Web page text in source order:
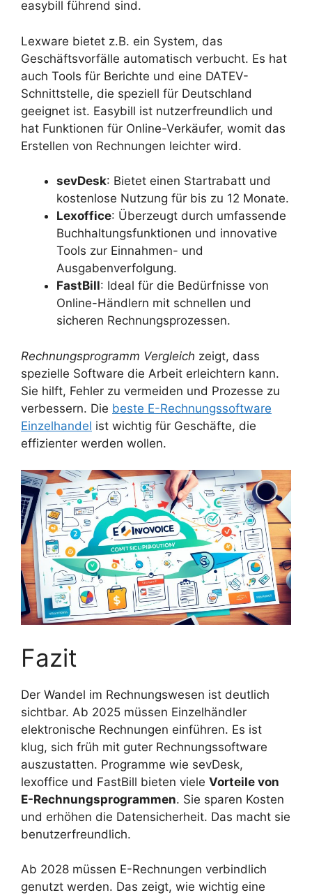
easybill führend sind.
Lexware bietet z.B. ein System, das
Geschäftsvorfälle automatisch verbucht. Es hat
auch Tools für Berichte und eine DATEV-
Schnittstelle, die speziell für Deutschland
geeignet ist. Easybill ist nutzerfreundlich und
hat Funktionen für Online-Verkäufer, womit das
Erstellen von Rechnungen leichter wird.
sevDesk: Bietet einen Startrabatt und
kostenlose Nutzung für bis zu 12 Monate.
Lexoffice: Überzeugt durch umfassende
Buchhaltungsfunktionen und innovative
Tools zur Einnahmen- und
Ausgabenverfolgung.
FastBill: Ideal für die Bedürfnisse von
Online-Händlern mit schnellen und
sicheren Rechnungsprozessen.
Rechnungsprogramm Vergleich zeigt, dass
spezielle Software die Arbeit erleichtern kann.
Sie hilft, Fehler zu vermeiden und Prozesse zu
verbessern. Die beste E-Rechnungssoftware
Einzelhandel ist wichtig für Geschäfte, die
effizienter werden wollen.
Fazit
Der Wandel im Rechnungswesen ist deutlich
sichtbar. Ab 2025 müssen Einzelhändler
elektronische Rechnungen einführen. Es ist
klug, sich früh mit guter Rechnungssoftware
auszustatten. Programme wie sevDesk,
lexoffice und FastBill bieten viele Vorteile von
E-Rechnungsprogrammen. Sie sparen Kosten
und erhöhen die Datensicherheit. Das macht sie
benutzerfreundlich.
Ab 2028 müssen E-Rechnungen verbindlich
genutzt werden. Das zeigt, wie wichtig eine